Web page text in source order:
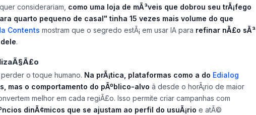
considerariam, como uma loja de mÃ³veis que dobrou seu trÃ¡fego
quarto pequeno de casal" tinha 15 vezes mais volume do que
Contents mostram que o segredo estÃ¡ em usar IA para refinar nÃ£o sÃ³
.
o toque humano. Na prÃ¡tica, plataformas como a do Edialog
mas o comportamento do pÃºblico-alvo â desde o horÃ¡rio de maior
melhor em cada regiÃ£o. Isso permite criar campanhas com
dinÃ¢micos que se ajustam ao perfil do usuÃ¡rio e atÃ©